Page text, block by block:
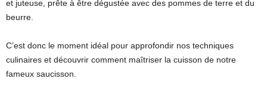
et juteuse, prête à être dégustée avec des pommes de terre et du
beurre.
C’est donc le moment idéal pour approfondir nos techniques
culinaires et découvrir comment maîtriser la cuisson de notre
fameux saucisson.